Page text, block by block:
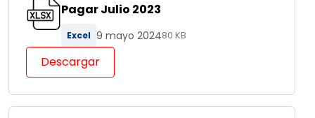
Pagar Julio 2023
Excel 9 mayo 202480 KB
Descargar